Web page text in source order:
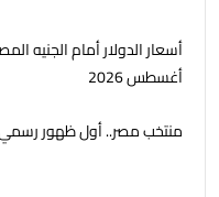
أغسطس 2026
منتخب مصر.. أول ظهور رسمي للفراعنة